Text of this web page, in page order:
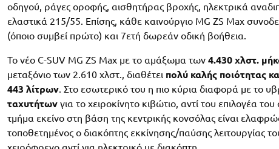
οδηγού, ράγες οροφής, αισθητήρας βροχής, ηλεκτρικά
ελαστικά 215/55. Επίσης, κάθε καινούργιο MG ZS Max
(όποιο συμβεί πρώτο) και 7ετή δωρεάν οδική βοήθεια.
Το νέο C-SUV MG ZS Max με το αμάξωμα των 4.430 χλστ.
μεταξόνιο των 2.610 χλστ., διαθέτει πολύ καλής ποιότητας
443 λίτρων. Στο εσωτερικό του η πιο κύρια διαφορά με το
ταχυτήτων για το χειροκίνητο κιβώτιο, αντί του επιλογέα
τμήμα εκείνο στη βάση της κεντρικής κονσόλας είναι
τοποθετημένος ο διακόπτης εκκίνησης/παύσης λειτουργίας